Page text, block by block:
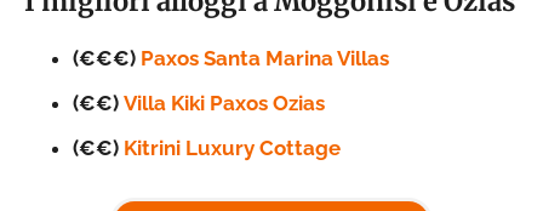
(€€€) Paxos Santa Marina Villas
(€€) Villa Kiki Paxos Ozias
(€€) Kitrini Luxury Cottage